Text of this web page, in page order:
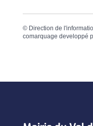
© Direction de
comarquage developpé